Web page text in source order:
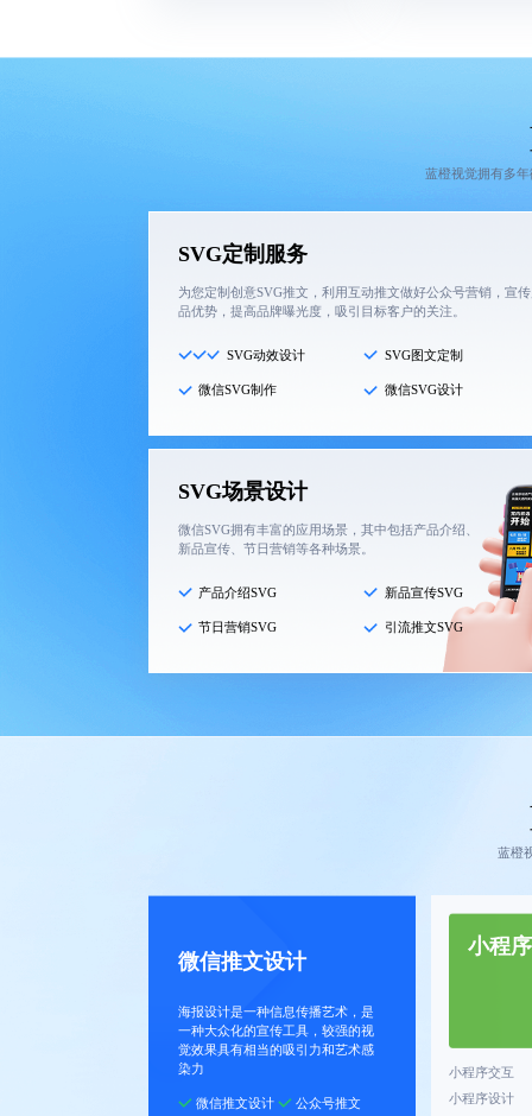
蓝橙视觉拥有多
SVG定制服务
为您定制创意SVG推文，利用互动推文做好公众号营销，宣
品优势，提高品牌曝光度，吸引目标客户的关注。
SVG动效设计 SVG图文定制
微信SVG制作 微信SVG设计
SVG场景设计
微信SVG拥有丰富的应用场景，其中包括产品介绍、
新品宣传、节日营销等各种场景。
产品介绍SVG 新品宣传SVG
节日营销SVG 引流推文SVG
蓝橙
微信推文设计
海报设计是一种信息传播艺术，是
一种大众化的宣传工具，较强的视
觉效果具有相当的吸引力和艺术感
染力
微信推文设计 公众号推文
小程
小程序交互
小程序设计